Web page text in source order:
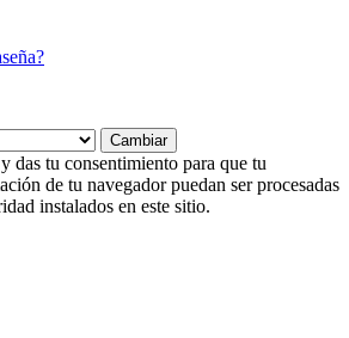
das tu consentimiento para que tu
de tu navegador puedan ser procesadas
instalados en este sitio.